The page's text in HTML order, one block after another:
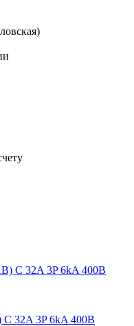
32A 3P 6kA 400В